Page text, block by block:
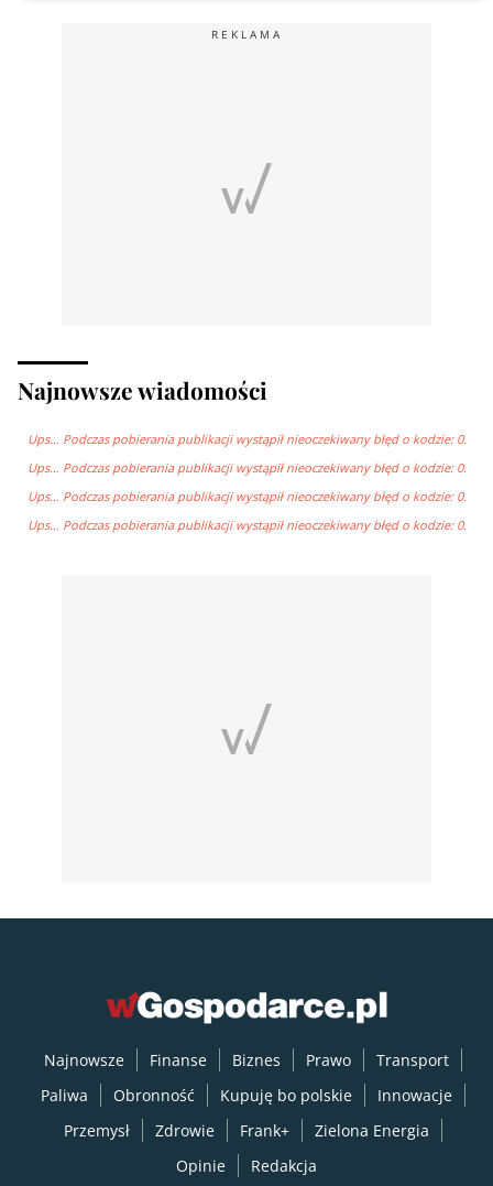
REKLAMA
Najnowsze wiadomości
Ups… Podczas pobierania publikacji wystąpił nieoczekiwany błęd o kodzie: 0.
Ups… Podczas pobierania publikacji wystąpił nieoczekiwany błęd o kodzie: 0.
Ups… Podczas pobierania publikacji wystąpił nieoczekiwany błęd o kodzie: 0.
Ups… Podczas pobierania publikacji wystąpił nieoczekiwany błęd o kodzie: 0.
Najnowsze Finanse Biznes Prawo
Transport
Paliwa
Obronność Kupuję bo polskie
Innowacje
Przemysł
Zdrowie Frank+
Zielona Energia
Opinie
Redakcja